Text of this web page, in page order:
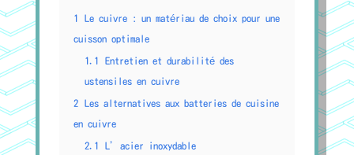
1
Le cuivre : un matériau de choix pour une
cuisson optimale
1.1
Entretien et durabilité des
ustensiles en cuivre
2
Les alternatives aux batteries de cuisine
en cuivre
2.1 L’acier inoxydable